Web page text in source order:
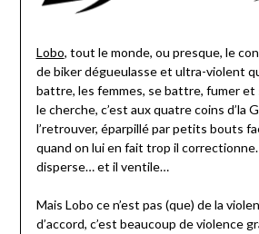
Lobo, tout le monde, ou presque, le
de biker dégueulasse et ultra-violent
battre, les femmes, se battre, fumer et
le cherche, c’est aux quatre coins d’la
l’retrouver, éparpillé par petits bouts
quand on lui en fait trop il
disperse… et il ventile…
Mais Lobo ce n’est pas (que) de la
d’accord, c’est beaucoup de violence